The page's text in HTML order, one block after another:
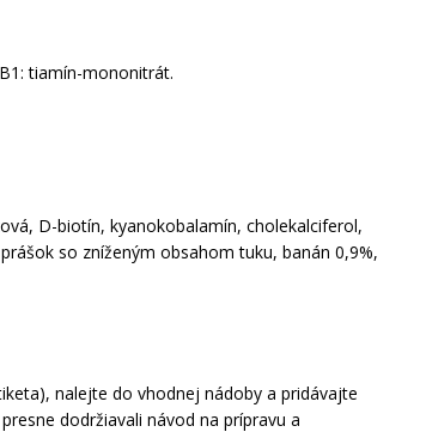
tiamín-mononitrát.
D-biotín, kyanokobalamín, cholekalciferol,
so zníženým obsahom tuku, banán 0,9%,
nalejte do vhodnej nádoby a pridávajte
dodržiavali návod na prípravu a